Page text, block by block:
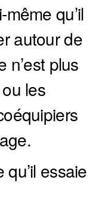
qu’il
autour de
n’est plus
les
essaie